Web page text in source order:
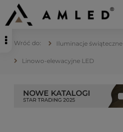
Iluminacje świąteczne
Linowo-elewacyjne LED